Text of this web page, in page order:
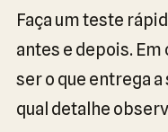
Faça um teste
antes e depois.
ser o que entrega a
qual detalhe